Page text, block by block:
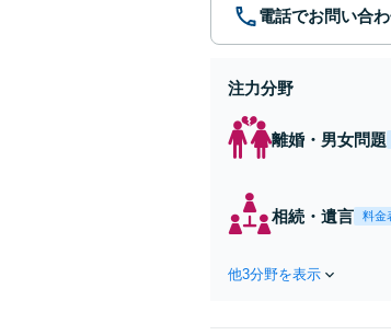
電話でお問い合
注力分野
離婚・男女問題
相続・遺言 料金
他3分野を表示